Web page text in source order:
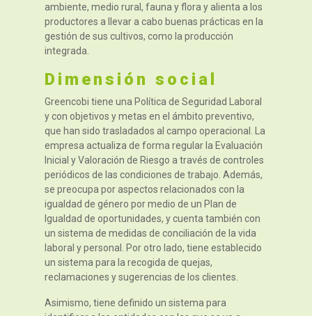
ambiente, medio rural, fauna y flora y alienta a los
productores a llevar a cabo buenas prácticas en la
gestión de sus cultivos, como la producción
integrada.
Dimensión social
Greencobi tiene una Política de Seguridad Laboral
y con objetivos y metas en el ámbito preventivo,
que han sido trasladados al campo operacional. La
empresa actualiza de forma regular la Evaluación
Inicial y Valoración de Riesgo a través de controles
periódicos de las condiciones de trabajo. Además,
se preocupa por aspectos relacionados con la
igualdad de género por medio de un Plan de
Igualdad de oportunidades, y cuenta también con
un sistema de medidas de conciliación de la vida
laboral y personal. Por otro lado, tiene establecido
un sistema para la recogida de quejas,
reclamaciones y sugerencias de los clientes.
Asimismo, tiene definido un sistema para